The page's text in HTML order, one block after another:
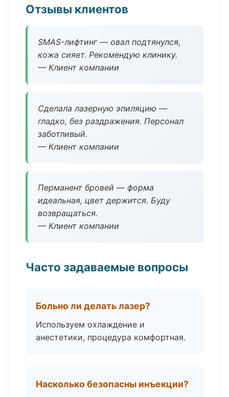
Отзывы клиентов
SMAS-лифтинг — овал подтянулся,
кожа сияет. Рекомендую клинику.
— Клиент компании
Сделала лазерную эпиляцию —
гладко, без раздражения. Персонал
заботливый.
— Клиент компании
Перманент бровей — форма
идеальная, цвет держится. Буду
возвращаться.
— Клиент компании
Часто задаваемые вопросы
Больно ли делать лазер?
Используем охлаждение и
анестетики, процедура комфортная.
Насколько безопасны инъекции?